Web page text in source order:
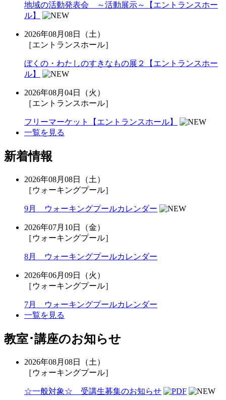
地域の活動発表会 ～活動展示～【エントランスホー
ル】
2026年08月08日（土）
［エントランスホール］
ぼくの・わたしのすきなもの展２【エントランスホー
ル】
2026年08月04日（火）
［エントランスホール］
フリーマーケット【エントランスホール】
一覧を見る
新着情報
2026年08月08日（土）
［ウォーキングプール］
9月 ウォーキングプールカレンダー
2026年07月10日（金）
［ウォーキングプール］
8月 ウォーキングプールカレンダー
2026年06月09日（火）
［ウォーキングプール］
7月 ウォーキングプールカレンダー
一覧を見る
教室･講座のお知らせ
2026年08月08日（土）
［ウォーキングプール］
☆一般対象☆ 受講生募集のお知らせ